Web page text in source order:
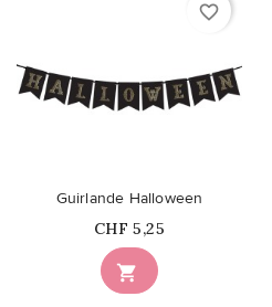
favorite_border

Guirlande Halloween
Prix
CHF 5,25